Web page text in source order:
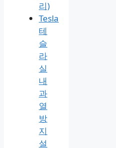
리)
Tesla
테
슬
라
실
내
과
열
방
지
설